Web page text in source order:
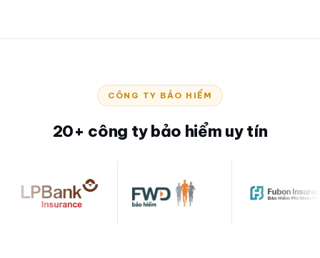
CÔNG TY BẢO HIỂM
20+ công ty bảo hiểm uy tín